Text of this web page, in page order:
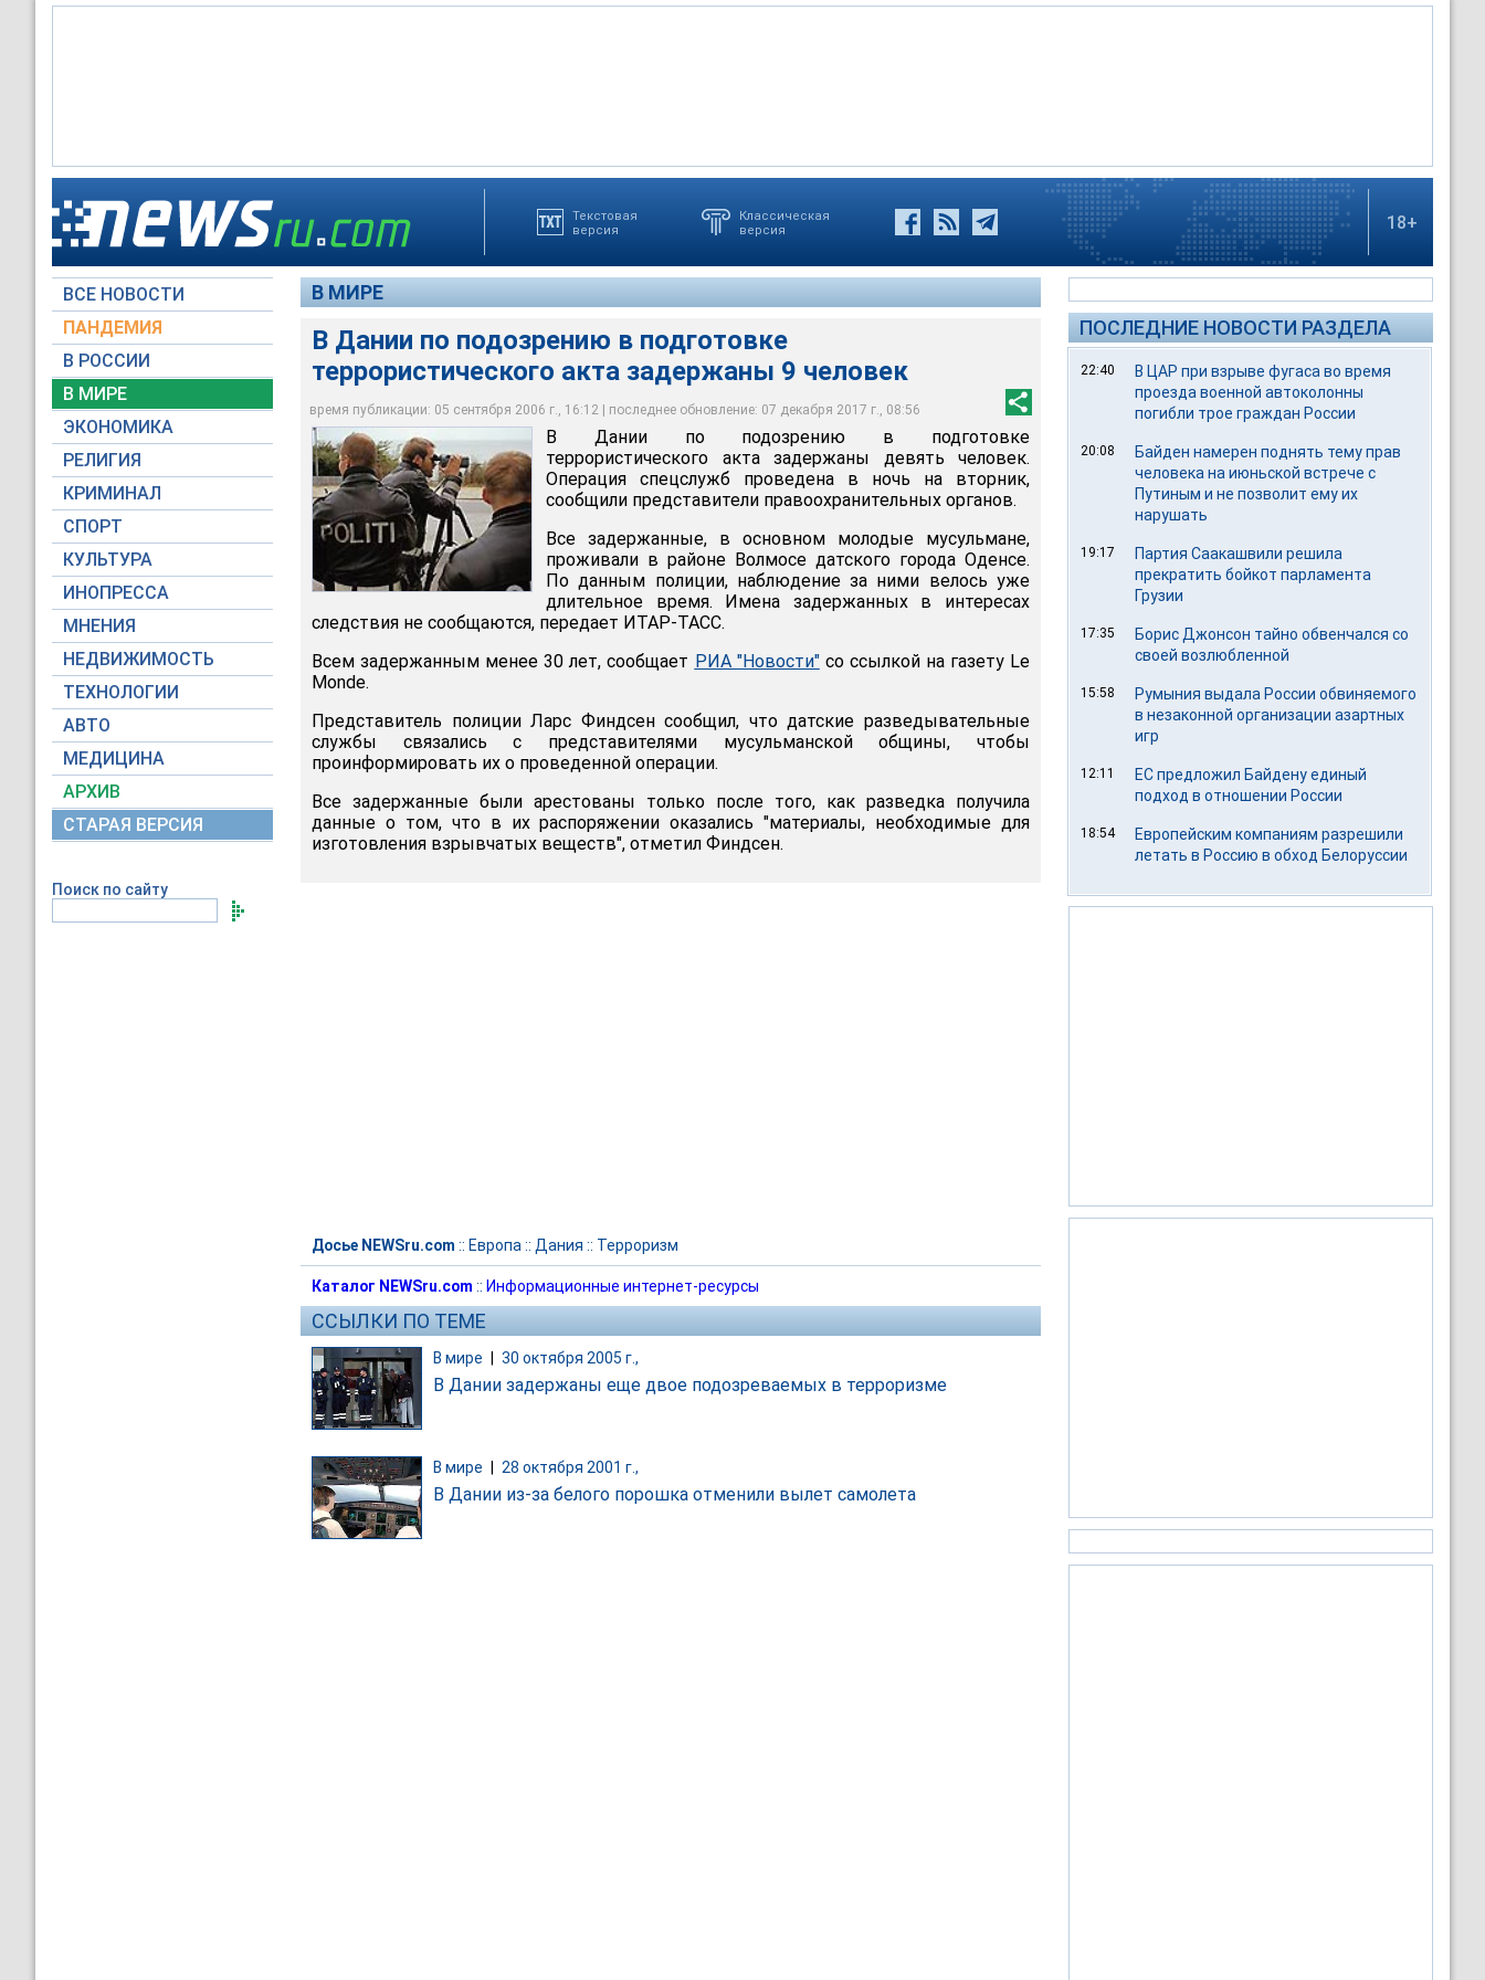
Текстовая
версия
Классическая
версия
18+
ВСЕ НОВОСТИ
ПАНДЕМИЯ
В РОССИИ
В МИРЕ
ЭКОНОМИКА
РЕЛИГИЯ
КРИМИНАЛ
СПОРТ
КУЛЬТУРА
ИНОПРЕССА
МНЕНИЯ
НЕДВИЖИМОСТЬ
ТЕХНОЛОГИИ
АВТО
МЕДИЦИНА
АРХИВ
СТАРАЯ ВЕРСИЯ
Поиск по сайту
В МИРЕ
В Дании по подозрению в подготовке
террористического акта задержаны 9 человек
время публикации: 05 сентября 2006 г., 16:12 | последнее обновление: 07 декабря 2017 г., 08:56
В Дании по подозрению в подготовке террористического акта задержаны 9 человек
Архив NEWSru.com
В Дании по подозрению в подготовке
террористического акта задержаны девять человек.
Операция спецслужб проведена в ночь на вторник,
сообщили представители правоохранительных органов.
Все задержанные, в основном молодые мусульмане,
проживали в районе Волмосе датского города Оденсе.
По данным полиции, наблюдение за ними велось уже
длительное время. Имена задержанных в интересах
следствия не сообщаются, передает ИТАР-ТАСС.
Всем задержанным менее 30 лет, сообщает РИА "Новости"со ссылкой на газету Le
Monde.
Представитель полиции Ларс Финдсен сообщил, что датские разведывательные
службы связались с представителями мусульманской общины, чтобы
проинформировать их о проведенной операции.
Все задержанные были арестованы только после того, как разведка получила
данные о том, что в их распоряжении оказались "материалы, необходимые для
изготовления взрывчатых веществ", отметил Финдсен.
Досье NEWSru.com :: Европа :: Дания :: Терроризм
Каталог NEWSru.com :: Информационные интернет-ресурсы
ССЫЛКИ ПО ТЕМЕ
В мире 30 октября 2005 г.,
В Дании задержаны еще двое подозреваемых в терроризме
В мире 28 октября 2001 г.,
В Дании из-за белого порошка отменили вылет самолета
ПОСЛЕДНИЕ НОВОСТИ РАЗДЕЛА
22:40
В ЦАР при взрыве фугаса во время
проезда военной автоколонны
погибли трое граждан России
20:08
Байден намерен поднять тему прав
человека на июньской встрече с
Путиным и не позволит ему их
нарушать
19:17
Партия Саакашвили решила
прекратить бойкот парламента
Грузии
17:35
Борис Джонсон тайно обвенчался со
своей возлюбленной
15:58
Румыния выдала России обвиняемого
в незаконной организации азартных
игр
12:11
ЕС предложил Байдену единый
подход в отношении России
18:54
Европейским компаниям разрешили
летать в Россию в обход Белоруссии